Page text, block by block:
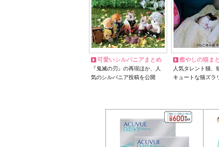
可愛いシルバニアまとめ
『鬼滅の刃』の再現ほか、人
気のシルバニア投稿を公開
癒やしの猫ま
人気タレント猫
キュートな猫ズラ